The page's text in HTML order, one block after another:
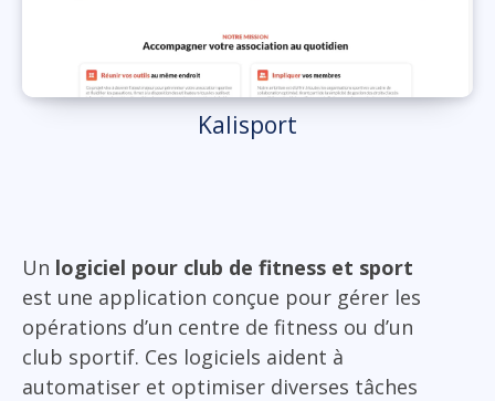
Kalisport
Un logiciel pour club de fitness et sport
est une application conçue pour gérer les
opérations d’un centre de fitness ou d’un
club sportif. Ces logiciels aident à
automatiser et optimiser diverses tâches